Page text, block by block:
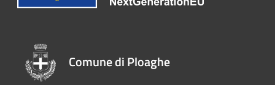
Comune di Ploaghe